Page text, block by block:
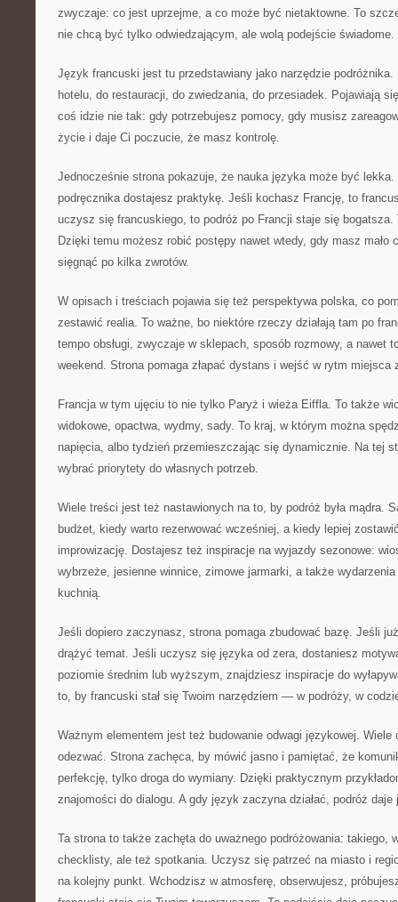
zwyczaje: co jest uprzejme, a co może być nietaktowne. To
nie chcą być tylko odwiedzającym, ale wolą podejście świadome.
Język francuski jest tu przedstawiany jako narzędzie podróżnika.
hotelu, do restauracji, do zwiedzania, do przesiadek. Pojawiają
coś idzie nie tak: gdy potrzebujesz pomocy, gdy musisz
życie i daje Ci poczucie, że masz kontrolę.
Jednocześnie strona pokazuje, że nauka języka może być
podręcznika dostajesz praktykę. Jeśli kochasz Francję, to
uczysz się francuskiego, to podróż po Francji staje się bogatsza.
Dzięki temu możesz robić postępy nawet wtedy, gdy masz mało
sięgnąć po kilka zwrotów.
W opisach i treściach pojawia się też perspektywa polska, co
zestawić realia. To ważne, bo niektóre rzeczy działają tam po
tempo obsługi, zwyczaje w sklepach, sposób rozmowy, a nawet
weekend. Strona pomaga złapać dystans i wejść w rytm
Francja w tym ujęciu to nie tylko Paryż i wieża Eiffla. To także
widokowe, opactwa, wydmy, sady. To kraj, w którym można
napięcia, albo tydzień przemieszczając się dynamicznie. Na tej
wybrać priorytety do własnych potrzeb.
Wiele treści jest też nastawionych na to, by podróż była mądra.
budżet, kiedy warto rezerwować wcześniej, a kiedy lepiej
improwizację. Dostajesz też inspiracje na wyjazdy sezonowe:
wybrzeże, jesienne winnice, zimowe jarmarki, a także
kuchnią.
Jeśli dopiero zaczynasz, strona pomaga zbudować bazę. Jeśli
drążyć temat. Jeśli uczysz się języka od zera, dostaniesz
poziomie średnim lub wyższym, znajdziesz inspiracje do
to, by francuski stał się Twoim narzędziem — w podróży, w
Ważnym elementem jest też budowanie odwagi językowej. Wiele
odezwać. Strona zachęca, by mówić jasno i pamiętać, że
perfekcję, tylko droga do wymiany. Dzięki praktycznym
znajomości do dialogu. A gdy język zaczyna działać, podróż
Ta strona to także zachęta do uważnego podróżowania: takiego,
checklisty, ale też spotkania. Uczysz się patrzeć na miasto i
na kolejny punkt. Wchodzisz w atmosferę, obserwujesz,